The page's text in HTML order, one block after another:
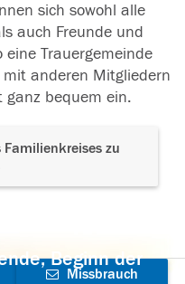
sich sowohl alle
auch Freunde und
Trauergemeinde
anderen Mitgliedern
ganz bequem ein.
zu
Beginn der
Missbrauch